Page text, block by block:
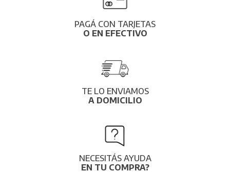
PAGÁ CON TARJETAS
O EN EFECTIVO
TE LO ENVIAMOS
A DOMICILIO
NECESITÁS AYUDA
EN TU COMPRA?